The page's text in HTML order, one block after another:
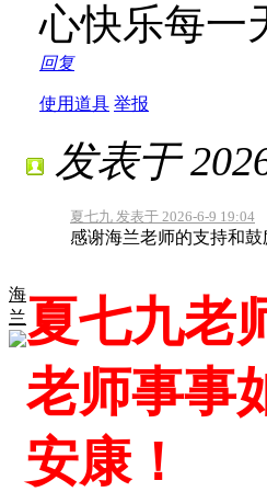
心快乐每一
回复
使用道具 举报
海
兰
发表于
夏七九 发表于 2026-6-9 19:04
感谢海兰老师的支持和鼓
夏七九老
老师事事
安康！